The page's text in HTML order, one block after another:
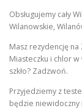
Obsługujemy cały
Wilanowskie,
Masz rezydencję
Miasteczku i chlor
szkło? Zadzwoń.
Przyjedziemy z
będzie niewidoczny